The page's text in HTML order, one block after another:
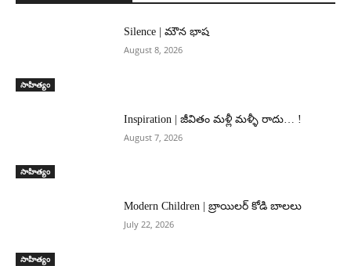
సాహిత్యం
Silence | మౌన భాష
August 8, 2026
సాహిత్యం
Inspiration | జీవితం మళ్లీ మళ్ళీ రాదు… !
August 7, 2026
సాహిత్యం
Modern Children | బ్రాయిలర్ కోడి బాలలు
July 22, 2026